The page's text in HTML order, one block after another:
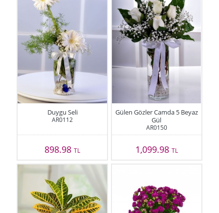
Duygu Seli
AR0112
898.98TL
Gülen Gözler Camda 5 Beyaz
Gül
AR0150
1,099.98 TL